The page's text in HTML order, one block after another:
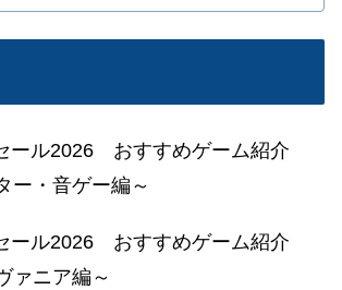
ール2026 おすすめゲーム紹介
ー・音ゲー編～
ール2026 おすすめゲーム紹介
ァニア編～